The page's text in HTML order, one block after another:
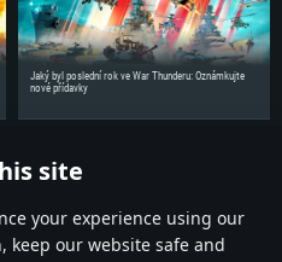
site
your experience using our
keep our website safe and
Jaký byl poslední rok ve War Thunderu: Oznámkujte
nové přídavky